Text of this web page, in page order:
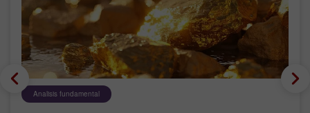
Analisis fundamental